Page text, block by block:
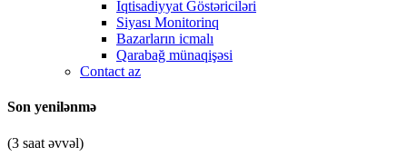
İqtisadiyyat Göstəriciləri
Siyası Monitorinq
Bazarların icmalı
Qarabağ münaqişəsi
Contact az
Son yenilənmə
(3 saat əvvəl)